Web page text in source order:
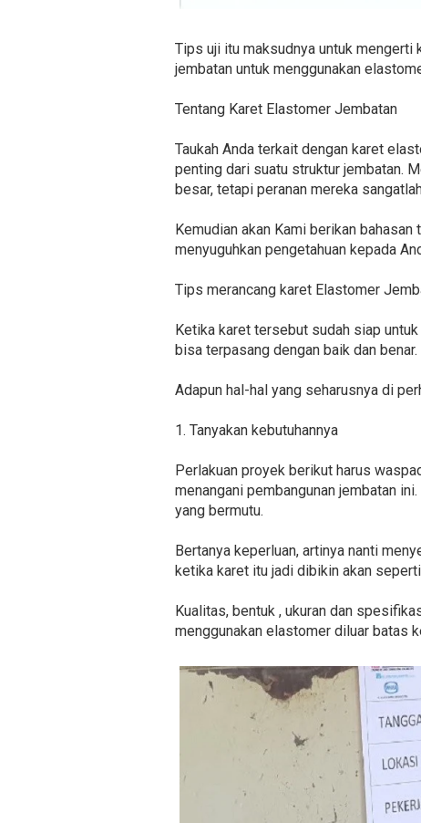
Tips uji itu maksudnya untuk mengerti
jembatan untuk menggunakan
Tentang Karet Elastomer Jembatan
Taukah Anda terkait dengan karet
penting dari suatu struktur jembatan.
besar, tetapi peranan mereka
Kemudian akan Kami berikan
menyuguhkan pengetahuan kepada
Tips merancang karet Elastomer
Ketika karet tersebut sudah siap
bisa terpasang dengan baik dan
Adapun hal-hal yang seharusnya di
1. Tanyakan kebutuhannya
Perlakuan proyek berikut harus
menangani pembangunan jembatan
yang bermutu.
Bertanya keperluan, artinya nanti
ketika karet itu jadi dibikin akan
Kualitas, bentuk , ukuran dan
menggunakan elastomer diluar batas